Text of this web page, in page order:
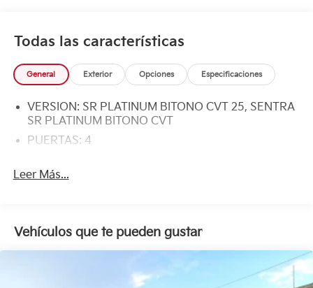
Todas las características
General Exterior Opciones Especificaciones
VERSION: SR PLATINUM BITONO CVT 25, SENTRA
SR PLATINUM BITONO CVT
PUERTAS: 4
Leer Más...
Vehículos que te pueden gustar